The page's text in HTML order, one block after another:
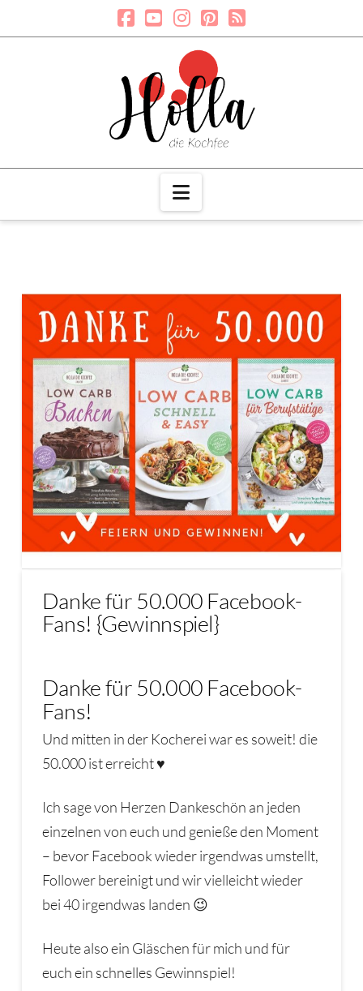
Navigation
Danke für 50.000 Facebook-
Fans! {Gewinnspiel}
Danke für 50.000 Facebook-
Fans!
Und mitten in der Kocherei war es soweit! die
50.000 ist erreicht ♥
Ich sage von Herzen Dankeschön an jeden
einzelnen von euch und genieße den Moment
– bevor Facebook wieder irgendwas umstellt,
Follower bereinigt und wir vielleicht wieder
bei 40 irgendwas landen 😉
Heute also ein Gläschen für mich und für
euch ein schnelles Gewinnspiel!